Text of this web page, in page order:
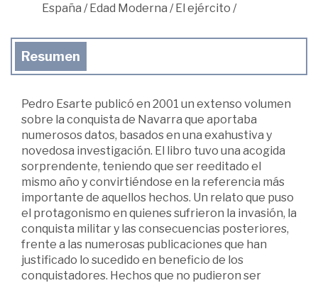
España /Edad Moderna /El ejército /
Resumen
Pedro Esarte publicó en 2001 un extenso volumen
sobre la conquista de Navarra que aportaba
numerosos datos, basados en una exahustiva y
novedosa investigación. El libro tuvo una acogida
sorprendente, teniendo que ser reeditado el
mismo año y convirtiéndose en la referencia más
importante de aquellos hechos. Un relato que puso
el protagonismo en quienes sufrieron la invasión, la
conquista militar y las consecuencias posteriores,
frente a las numerosas publicaciones que han
justificado lo sucedido en beneficio de los
conquistadores. Hechos que no pudieron ser